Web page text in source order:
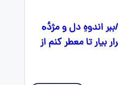
اندوهِ دل و مژدٔە
بیار تا معطر کنم از